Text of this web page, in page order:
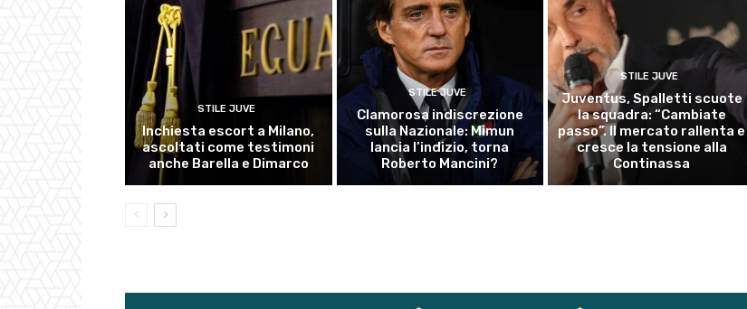
STILE JUVE
Inchiesta escort a Milano,
ascoltati come testimoni
anche Barella e Dimarco
STILE JUVE
Clamorosa indiscrezione
sulla Nazionale: Mimun
lancia l’indizio, torna
Roberto Mancini?
STILE JUVE
Juventus, Spalletti scuote
la squadra: “Cambiate
passo”. Il mercato rallenta e
cresce la tensione alla
Continassa